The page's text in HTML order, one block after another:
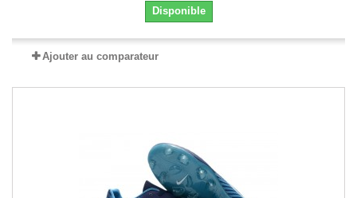
Disponible
Ajouter au comparateur